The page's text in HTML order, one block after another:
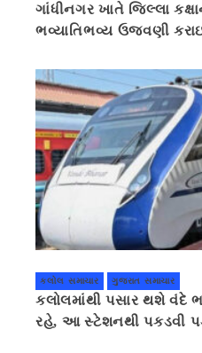
ગાંધીનગર ખાતે જિલ્લા
ભવ્યાતિભવ્ય ઉજવણી
કલોલ સમાચાર ગુજરાત સમાચાર
કલોલમાંથી પસાર થશે વંદે
રહે, આ સ્ટેશનથી પકડવી